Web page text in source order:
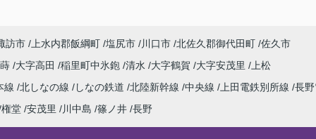
訪市 上水内郡飯綱町 塩尻市 川口市 北佐久郡御代田町 佐久市
大字高田 稲里町中氷鉋 清水 大字鶴賀 大字安茂里
上松
線 北しなの線 しなの鉄道 北陸新幹線 中央線 上田電鉄別所線 長
権堂 安茂里 川中島 篠ノ井 長野